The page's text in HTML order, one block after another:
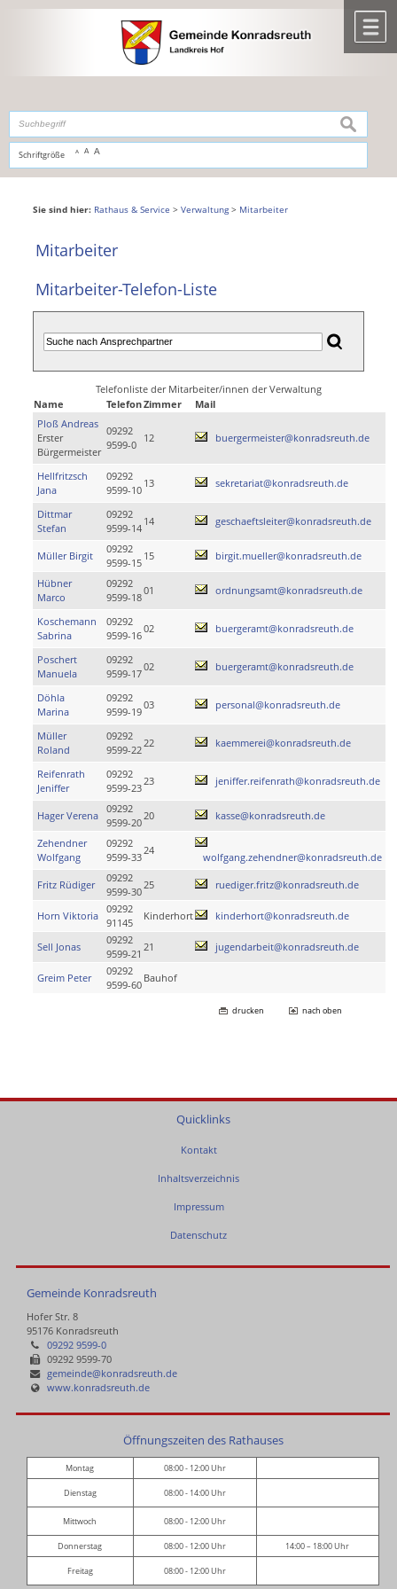
,zur Navigationoderzur Startseitespringen.
Schriftgröße A A A
suchen
Sie sind hier: Rathaus & Service > Verwaltung> Mitarbeiter
Mitarbeiter
Mitarbeiter-Telefon-Liste
Telefonliste der Mitarbeiter/innen der Verwaltung
Name
TelefonZimmer
Mail
Ploß Andreas
Erster
Bürgermeister
09292
9599-0
12 buergermeister@konradsreuth.de
Hellfritzsch
Jana
09292
9599-10
13 sekretariat@konradsreuth.de
Dittmar
Stefan
09292
9599-14
14 geschaeftsleiter@konradsreuth.de
Müller Birgit
09292
9599-15
15 birgit.mueller@konradsreuth.de
Hübner
Marco
09292
9599-18
01 ordnungsamt@konradsreuth.de
Koschemann
Sabrina
09292
9599-16
02 buergeramt@konradsreuth.de
Poschert
Manuela
09292
9599-17
02 buergeramt@konradsreuth.de
Döhla
Marina
09292
9599-19
03 personal@konradsreuth.de
Müller
Roland
09292
9599-22
22 kaemmerei@konradsreuth.de
Reifenrath
Jeniffer
09292
9599-23
23 jeniffer.reifenrath@konradsreuth.de
Hager Verena
09292
9599-20
20 kasse@konradsreuth.de
Zehendner
Wolfgang
09292
9599-33
24
wolfgang.zehendner@konradsreuth.de
Fritz Rüdiger
09292
9599-30
25 ruediger.fritz@konradsreuth.de
Horn Viktoria
09292
91145
Kinderhort kinderhort@konradsreuth.de
Sell Jonas
09292
9599-21
21 jugendarbeit@konradsreuth.de
Greim Peter
09292
9599-60
Bauhof
drucken nach oben
Quicklinks
Kontakt
Inhaltsverzeichnis
Impressum
Datenschutz
Gemeinde Konradsreuth
Hofer Str. 8
95176 Konradsreuth
09292 9599-0
09292 9599-70
gemeinde@konradsreuth.de
www.konradsreuth.de
Öffnungszeiten des Rathauses
Montag 08:00 - 12:00 Uhr
Dienstag 08:00 - 14:00 Uhr
Mittwoch 08:00 - 12:00 Uhr
Donnerstag 08:00 - 12:00 Uhr 14:00 – 18:00 Uhr
Freitag 08:00 - 12:00 Uhr